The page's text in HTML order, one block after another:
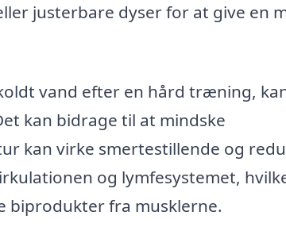
justerbare dyser for at give en
vand efter en hård træning,
kan bidrage til at mindske
kan virke smertestillende og
og lymfesystemet,
biprodukter fra musklerne.